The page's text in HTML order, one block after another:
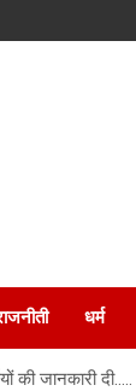
धर्म
की जानकारी दी…..